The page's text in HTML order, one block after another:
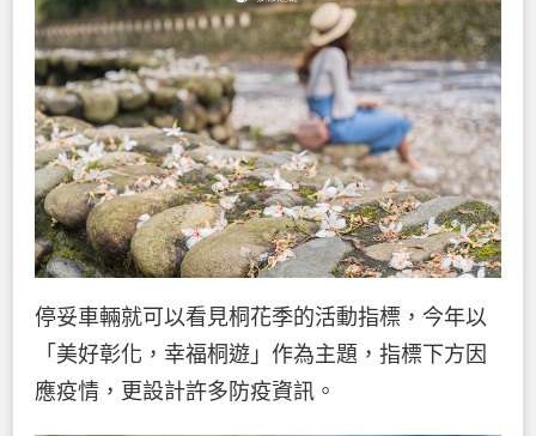
停妥車輛就可以看見桐花季的活動指標，今年以
「美好彰化，幸福桐遊」作為主題，指標下方因
應疫情，更設計許多防疫資訊。